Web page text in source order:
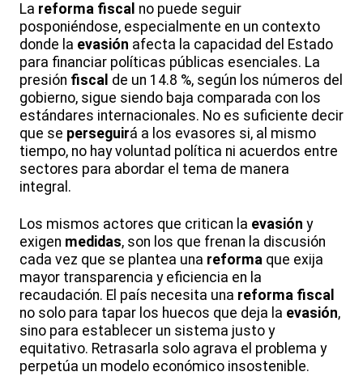
La reforma fiscal no puede seguir
posponiéndose, especialmente en un contexto
donde la evasión afecta la capacidad del Estado
para financiar políticas públicas esenciales. La
presión fiscal de un 14.8 %, según los números del
gobierno, sigue siendo baja comparada con los
estándares internacionales. No es suficiente decir
que se perseguirá a los evasores si, al mismo
tiempo, no hay voluntad política ni acuerdos entre
sectores para abordar el tema de manera
integral.
Los mismos actores que critican la evasión y
exigen medidas, son los que frenan la discusión
cada vez que se plantea una reforma que exija
mayor transparencia y eficiencia en la
recaudación. El país necesita una reforma fiscal
no solo para tapar los huecos que deja la evasión,
sino para establecer un sistema justo y
equitativo. Retrasarla solo agrava el problema y
perpetúa un modelo económico insostenible.